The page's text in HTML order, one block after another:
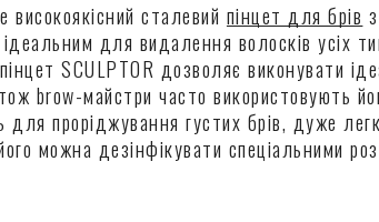
високоякісний сталевий пінцет для брів
для видалення волосків усіх
SCULPTOR дозволяє виконувати
brow-майстри часто використовують
для проріджування густих брів, дуже
можна дезінфікувати спеціальними